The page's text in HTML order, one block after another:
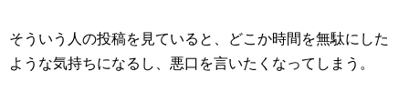
そういう人の投稿を見ていると、どこか時間を無駄にした
ような気持ちになるし、悪口を言いたくなってしまう。